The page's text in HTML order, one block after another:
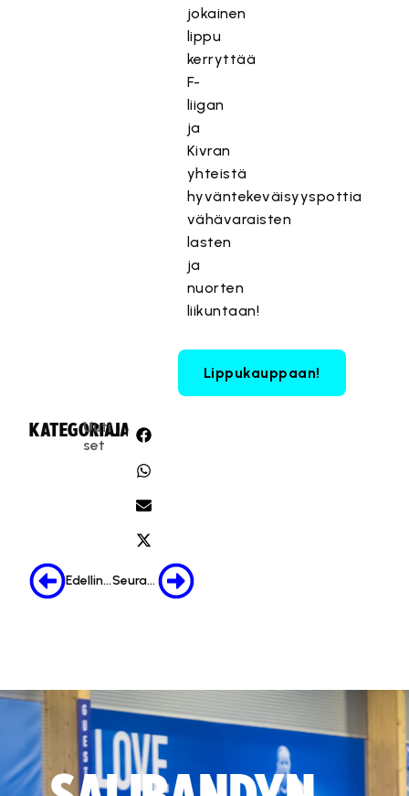
jokainen
lippu
kerryttää
F-
liigan
ja
Kivran
yhteistä
hyväntekeväisyyspottia
vähävaraisten
lasten
ja
nuorten
liikuntaan!
Lippukauppaan!
KATEGORIA:
Uuti
set
JAA:
Edellinen Seuraava